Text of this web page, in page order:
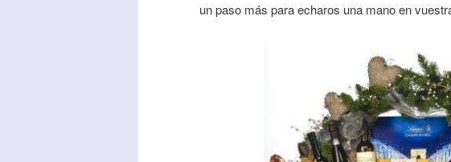
un paso más para echaros una mano en